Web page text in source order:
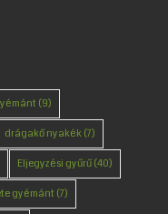
(9)
drágakő nyakék(7)
Eljegyzési gyűrű(40)
gyémánt (7)